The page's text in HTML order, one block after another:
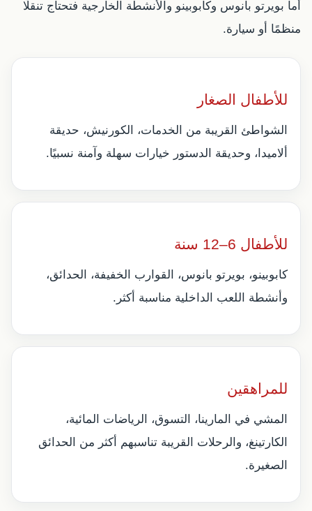
أما بويرتو بانوس وكابوبينو والأنشطة الخارجية فتحتاج تنقلًا
منظمًا أو سيارة.
للأطفال الصغار
الشواطئ القريبة من الخدمات، الكورنيش، حديقة
ألاميدا، وحديقة الدستور خيارات سهلة وآمنة نسبيًا.
للأطفال 6–12 سنة
كابوبينو، بويرتو بانوس، القوارب الخفيفة، الحدائق،
وأنشطة اللعب الداخلية مناسبة أكثر.
للمراهقين
المشي في المارينا، التسوق، الرياضات المائية،
الكارتينغ، والرحلات القريبة تناسبهم أكثر من الحدائق
الصغيرة.